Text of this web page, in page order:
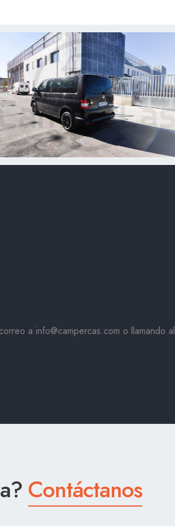
a info@campercas.com o llamando al
Contáctanos